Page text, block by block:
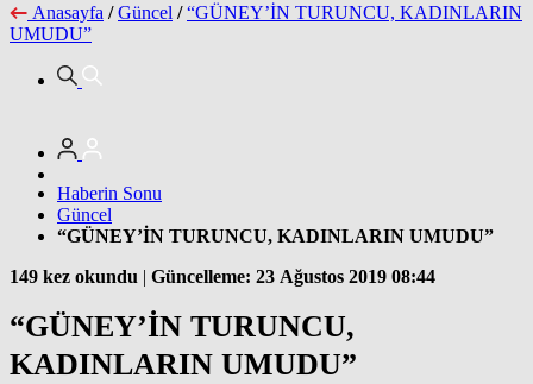
Anasayfa / Güncel / “GÜNEY’İN TURUNCU, KADINLARIN
UMUDU”
Haberin Sonu
Güncel
“GÜNEY’İN TURUNCU, KADINLARIN UMUDU”
149 kez okundu | Güncelleme: 23 Ağustos 2019 08:44
“GÜNEY’İN TURUNCU,
KADINLARIN UMUDU”